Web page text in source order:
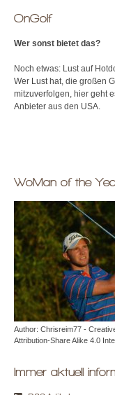
OnGolf
Wer sonst bietet das?
Noch etwas: Lust auf
Wer Lust hat, die großen
mitzuverfolgen, hier geht
Anbieter aus den USA.
WoMan of the
Author: Chrisreim77 -
Attribution-Share Alike 4.0
Immer aktuell